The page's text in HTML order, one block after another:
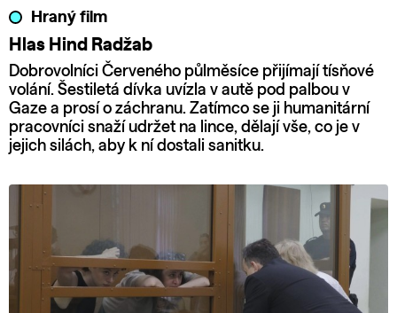
Hraný film
Hlas Hind Radžab
Dobrovolníci Červeného půlměsíce přijímají tísňové
volání. Šestiletá dívka uvízla v autě pod palbou v
Gaze a prosí o záchranu. Zatímco se ji humanitární
pracovníci snaží udržet na lince, dělají vše, co je v
jejich silách, aby k ní dostali sanitku.